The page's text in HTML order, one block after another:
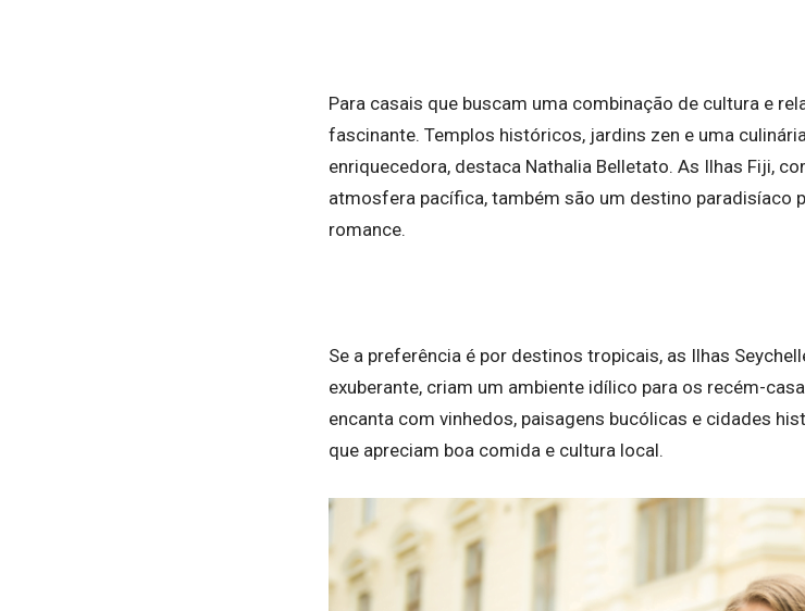
Para casais que buscam uma combinação de cultura e
fascinante. Templos históricos, jardins zen e uma
enriquecedora, destaca Nathalia Belletato. As Ilhas Fiji,
atmosfera pacífica, também são um destino paradisíaco
romance.
Se a preferência é por destinos tropicais, as Ilhas
exuberante, criam um ambiente idílico para os recém-
encanta com vinhedos, paisagens bucólicas e cidades
que apreciam boa comida e cultura local.